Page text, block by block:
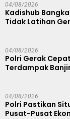
04/08/2026
Kadishub
Tidak Latihan
04/08/2026
Polri Gerak
Terdampak
04/08/2026
Polri Pastikan
Pusat-Pusat